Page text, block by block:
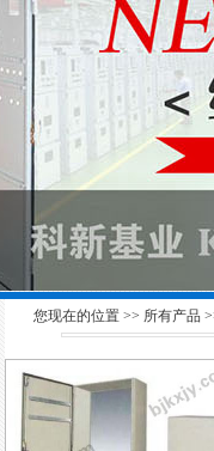
您现在的位置 >> 所有产品